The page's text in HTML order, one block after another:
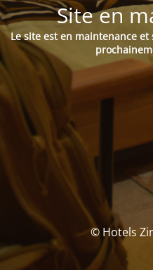
Site en
Le site est en maintenance
© Hotels